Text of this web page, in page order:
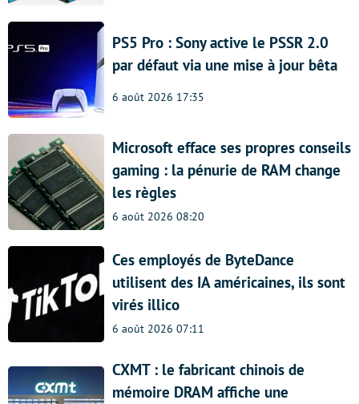
PS5 Pro : Sony active le PSSR 2.0
par défaut via une mise à jour bêta
6 août 2026 17:35
Microsoft efface ses propres conseils
gaming : la pénurie de RAM change
les règles
6 août 2026 08:20
Ces employés de ByteDance
utilisent des IA américaines, ils sont
virés illico
6 août 2026 07:11
CXMT : le fabricant chinois de
mémoire DRAM affiche une